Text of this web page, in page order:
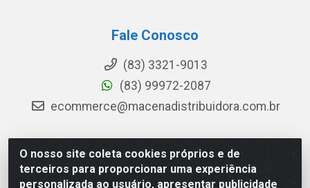
O nosso site coleta cookies próprios e de
terceiros para proporcionar uma experiência
personalizada ao usuário, apresentar publicidade
Fale Conosco
(83) 3321-9013
(83) 99972-2087
ecommerce@macenadistribuidora.com.br
Macena - Rua João Suassuna, 369 - Centro, Campina
Grande/PB - CEP 58.101-550 - CNPJ 08.592.396/0001-